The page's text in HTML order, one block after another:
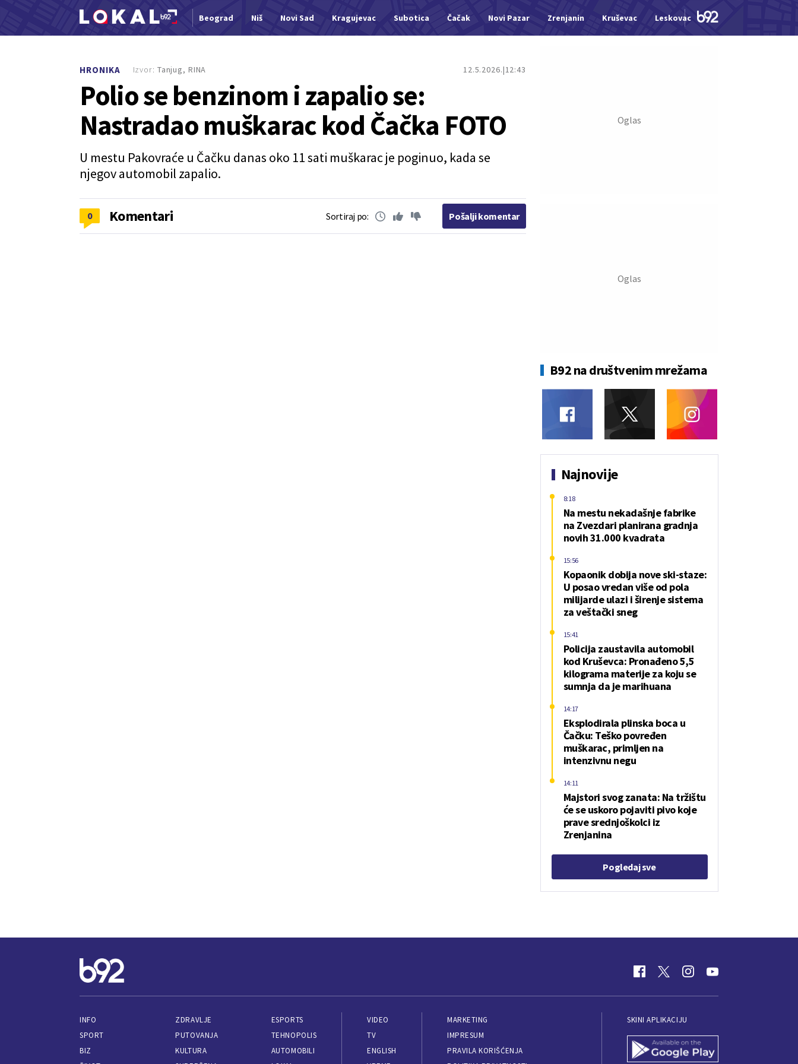
Beograd Niš Novi Sad Kragujevac Subotica Čačak Novi Pazar Zrenjanin Kruševac Leskovac Jagodina
HRONIKA 12.5.2026. 12:43
Polio se benzinom i zapalio se:
Nastradao muškarac kod Čačka FOTO
U mestu Pakovraće u Čačku danas oko 11 sati muškarac je poginuo, kada se
njegov automobil zapalio.
Izvor: Tanjug, RINA
0 Komentari Sortiraj po: Pošalji komentar
B92 na društvenim mrežama
Najnovije
Na mestu nekadašnje fabrike
na Zvezdari planirana gradnja
novih 31.000 kvadrata
8:18
Kopaonik dobija nove ski-staze:
U posao vredan više od pola
milijarde ulazi i širenje sistema
za veštački sneg
15:56
Policija zaustavila automobil
kod Kruševca: Pronađeno 5,5
kilograma materije za koju se
sumnja da je marihuana
15:41
Eksplodirala plinska boca u
Čačku: Teško povređen
muškarac, primljen na
intenzivnu negu
14:17
Majstori svog zanata: Na tržištu
će se uskoro pojaviti pivo koje
prave srednjoškolci iz
Zrenjanina
14:11
Pogledaj sve
INFO
SPORT
BIZ
ZDRAVLJE
PUTOVANJA
KULTURA
ESPORTS
TEHNOPOLIS
AUTOMOBILI
VIDEO
TV
ENGLISH
MARKETING
IMPRESUM
PRAVILA KORIŠĆENJA
SKINI APLIKACIJU